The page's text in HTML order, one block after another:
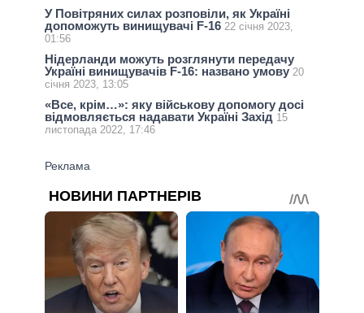
У Повітряних силах розповіли, як Україні
допоможуть винищувачі F-16 22 січня 2023,
01:56
Нідерланди можуть розглянути передачу
Україні винищувачів F-16: названо умову 20
січня 2023, 13:05
«Все, крім…»: яку військову допомогу досі
відмовляється надавати Україні Захід 15
листопада 2022, 17:46